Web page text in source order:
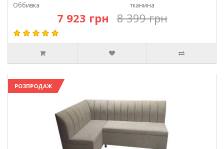
Оббивка тканина
7 923 грн 8 399 грн
РОЗПРОДАЖ